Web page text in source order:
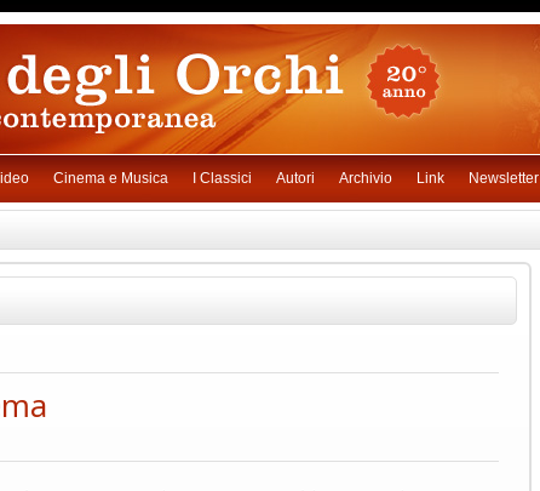
Cinema e Musica I Classici Autori Archivio Link Newsletter